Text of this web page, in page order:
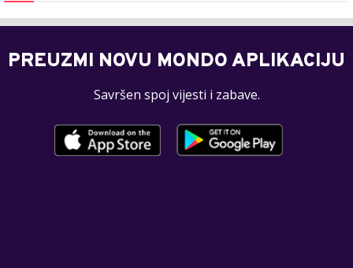
PREUZMI NOVU MONDO APLIKACIJU
Savršen spoj vijesti i zabave.